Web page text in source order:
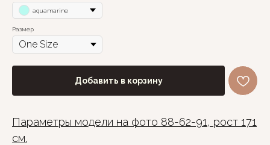
aquamarine
Размер
Добавить в корзину
Параметры модели на фото 88-62-91, рост 171
см.